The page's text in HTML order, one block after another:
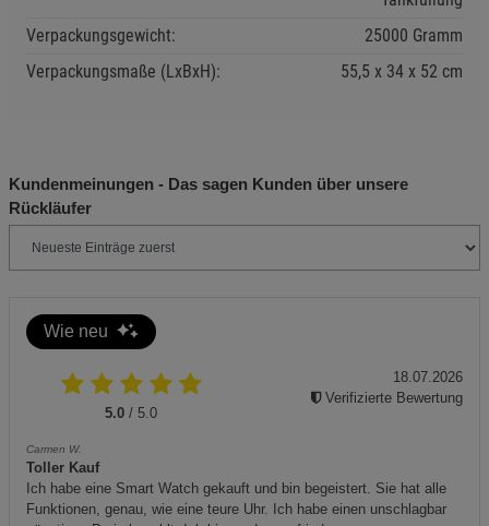
aufstellen.
Gerät vor Kindern und unbefugten Personen schützen.
lokalen Vorschriften entsorgen.
Ölwechsel regelmäßig durchführen, um die Lebensdauer
des Motors zu verlängern.
Handbuch sorgfältig lesen und aufbewahren.
Verpackungsgewicht:
25000 Gramm
Verpackungsmaße (LxBxH):
55,5 34 52 cm
Kundenmeinungen - Das sagen Kunden über unsere
Rückläufer
Wie neu
5.0 / 5.0
Carmen W.
Toller Kauf
Ich habe eine Smart Watch gekauft und bin begeistert. Sie hat alle
Funktionen, genau, wie eine teure Uhr. Ich habe einen unschlagbar
18.07.2026
Verifizierte Bewertung